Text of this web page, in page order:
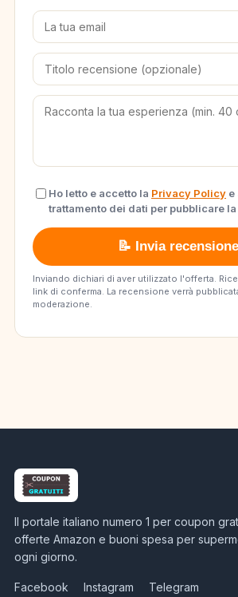
Ho letto e accetto la Privacy Policy e
trattamento dei dati per pubblicare
📝 Invia recensione
Inviando dichiari di aver utilizzato l'offerta.
link di conferma. La recensione verrà
moderazione.
Il portale italiano numero 1 per coupon
offerte Amazon e buoni spesa per
ogni giorno.
Facebook Instagram Telegram